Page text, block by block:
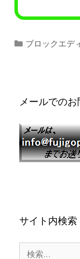
ブロックエデ
メールでのお
サイト内検索